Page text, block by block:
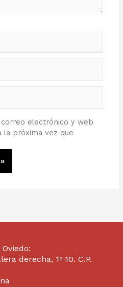
electrónico y web
la próxima vez que
derecha, 1º 10. C.P.